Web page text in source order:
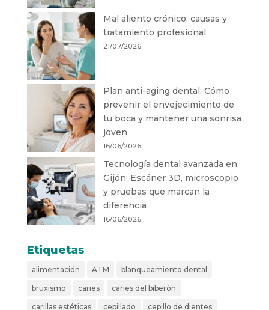
Mal aliento crónico: causas y
tratamiento profesional
21/07/2026
Plan anti-aging dental: Cómo
prevenir el envejecimiento de
tu boca y mantener una sonrisa
joven
16/06/2026
Tecnología dental avanzada en
Gijón: Escáner 3D, microscopio
y pruebas que marcan la
diferencia
16/06/2026
Etiquetas
alimentación ATM blanqueamiento dental
bruxismo caries caries del biberón
carillas estéticas cepillado cepillo de dientes